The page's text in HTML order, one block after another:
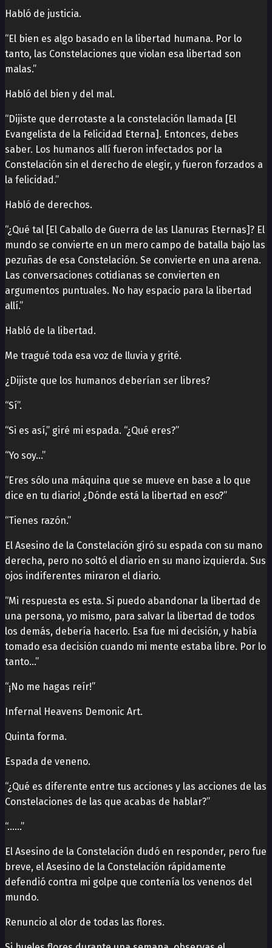
Habló de justicia.
“El bien es algo basado en la libertad humana. Por lo
tanto, las Constelaciones que violan esa libertad son
malas.”
Habló del bien y del mal.
“Dijiste que derrotaste a la constelación llamada [El
Evangelista de la Felicidad Eterna]. Entonces, debes
saber. Los humanos allí fueron infectados por la
Constelación sin el derecho de elegir, y fueron forzados a
la felicidad.”
Habló de derechos.
“¿Qué tal [El Caballo de Guerra de las Llanuras Eternas]? El
mundo se convierte en un mero campo de batalla bajo las
pezuñas de esa Constelación. Se convierte en una arena.
Las conversaciones cotidianas se convierten en
argumentos puntuales. No hay espacio para la libertad
allí.”
Habló de la libertad.
Me tragué toda esa voz de lluvia y grité.
¿Dijiste que los humanos deberían ser libres?
“Sí”.
“Si es así,” giré mi espada. “¿Qué eres?”
“Yo soy…”
“Eres sólo una máquina que se mueve en base a lo que
dice en tu diario! ¿Dónde está la libertad en eso?”
“Tienes razón.”
El Asesino de la Constelación giró su espada con su mano
derecha, pero no soltó el diario en su mano izquierda. Sus
ojos indiferentes miraron el diario.
“Mi respuesta es esta. Si puedo abandonar la libertad de
una persona, yo mismo, para salvar la libertad de todos
los demás, debería hacerlo. Esa fue mi decisión, y había
tomado esa decisión cuando mi mente estaba libre. Por lo
tanto…”
“¡No me hagas reír!”
Infernal Heavens Demonic Art.
Quinta forma.
Espada de veneno.
“¿Qué es diferente entre tus acciones y las acciones de las
Constelaciones de las que acabas de hablar?”
“……”
El Asesino de la Constelación dudó en responder, pero fue
breve, el Asesino de la Constelación rápidamente
defendió contra mi golpe que contenía los venenos del
mundo.
Renuncio al olor de todas las flores.